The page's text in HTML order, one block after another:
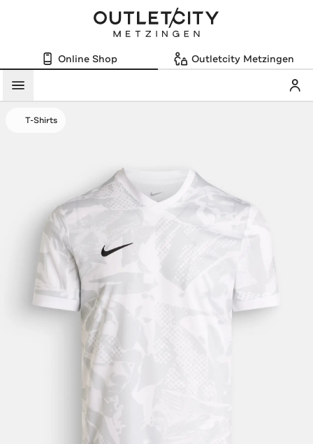
Online Shop Outletcity Metzingen
Menü
T-Shirts